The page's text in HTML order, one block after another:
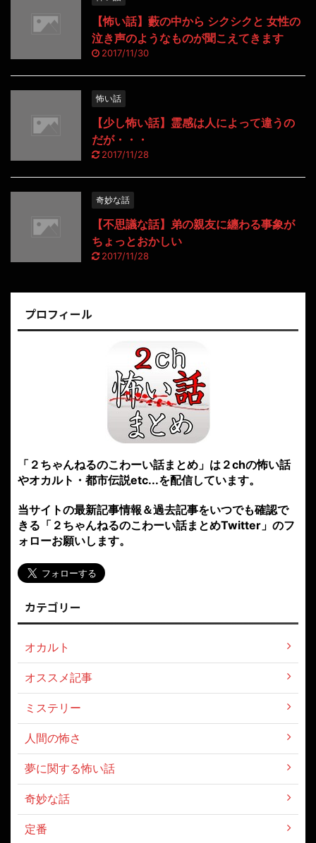
【怖い話】藪の中から シクシクと 女性の
泣き声のようなものが聞こえてきます
2017/11/30
怖い話
【少し怖い話】霊感は人によって違うの
だが・・・
2017/11/28
奇妙な話
【不思議な話】弟の親友に纏わる事象が
ちょっとおかしい
2017/11/28
プロフィール
「２ちゃんねるのこわーい話まとめ」は２chの怖い話
やオカルト・都市伝説etc...を配信しています。
当サイトの最新記事情報＆過去記事をいつでも確認で
きる「２ちゃんねるのこわーい話まとめTwitter」のフ
ォローお願いします。
カテゴリー
オカルト
オススメ記事
ミステリー
人間の怖さ
夢に関する怖い話
奇妙な話
定番